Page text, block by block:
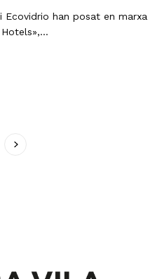
Ecovidrio han posat en marxa
Hotels»,…